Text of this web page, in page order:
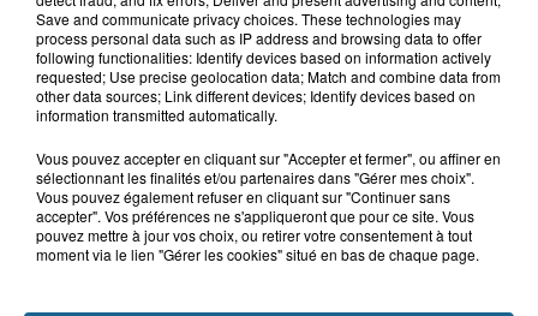
Grand jeu de l'été : les cabines de plages
Gagnez vos entrées pour Dennlys
Parc
Save and communicate privacy choices. These technologies may
process personal data such as IP address and browsing data to offer
following functionalities: Identify devices based on information actively
requested; Use precise geolocation data; Match and combine data from
other data sources; Link different devices; Identify devices based on
information transmitted automatically.
Vous pouvez accepter en cliquant sur "Accepter et fermer", ou affiner en
sélectionnant les finalités et/ou partenaires dans "Gérer mes choix".
Vous pouvez également refuser en cliquant sur "Continuer sans
accepter". Vos préférences ne s'appliqueront que pour ce site. Vous
pouvez mettre à jour vos choix, ou retirer votre consentement à tout
moment via le lien "Gérer les cookies" situé en bas de chaque page.